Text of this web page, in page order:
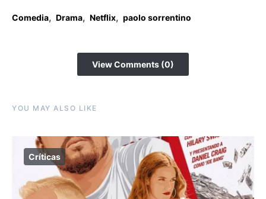
Comedia, Drama, Netflix, paolo sorrentino
View Comments (0)
YOU MAY ALSO LIKE
Críticas